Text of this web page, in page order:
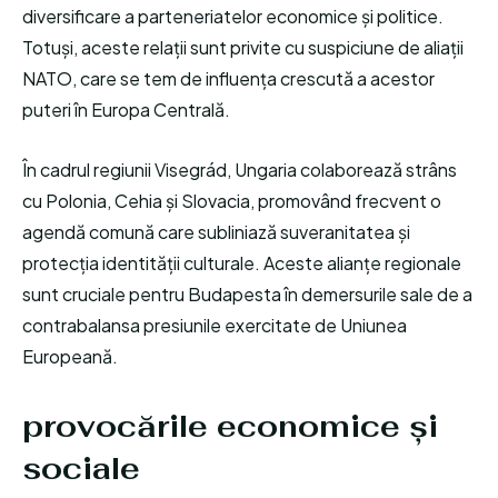
diversificare a parteneriatelor economice și politice.
Totuși, aceste relații sunt privite cu suspiciune de aliații
NATO, care se tem de influența crescută a acestor
puteri în Europa Centrală.
În cadrul regiunii Visegrád, Ungaria colaborează strâns
cu Polonia, Cehia și Slovacia, promovând frecvent o
agendă comună care subliniază suveranitatea și
protecția identității culturale. Aceste alianțe regionale
sunt cruciale pentru Budapesta în demersurile sale de a
contrabalansa presiunile exercitate de Uniunea
Europeană.
provocările economice și
sociale